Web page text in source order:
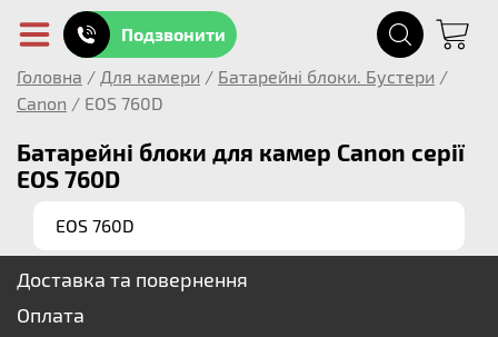
Подзвонити
Головна / Для камери / Батарейні блоки. Бустери /
Canon / EOS 760D
Батарейні блоки для камер Canon серії
EOS 760D
EOS 760D
Доставка та повернення
Оплата